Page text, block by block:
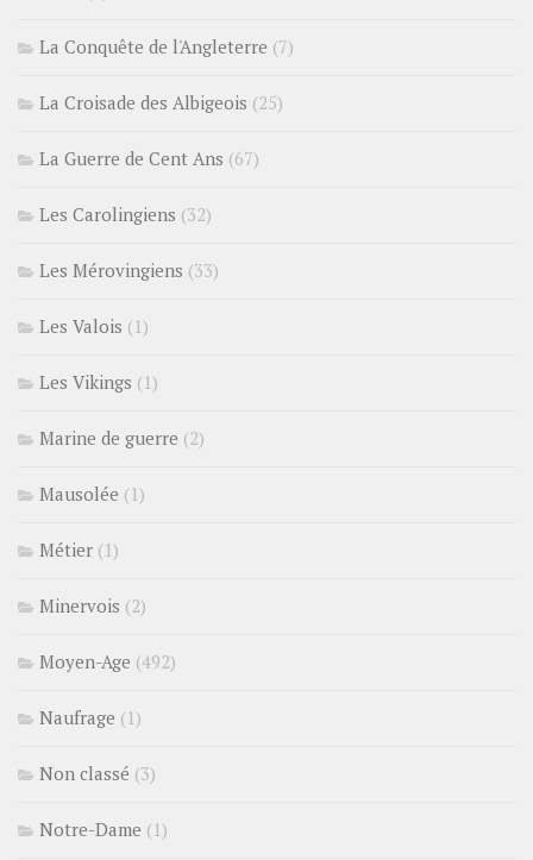
La Conquête de l'Angleterre (7)
La Croisade des Albigeois (25)
La Guerre de Cent Ans (67)
Les Carolingiens (32)
Les Mérovingiens (33)
Les Valois (1)
Les Vikings (1)
Marine de guerre (2)
Mausolée (1)
Métier (1)
Minervois (2)
Moyen-Age (492)
Naufrage (1)
Non classé (3)
Notre-Dame (1)